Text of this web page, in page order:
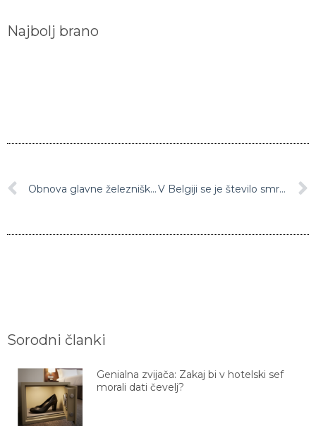
Najbolj brano
Obnova glavne železniške postaje v Mariboru bo dokončana do jeseni V Belgiji se je število smrtnih žrtev covida-19 v osmih dneh potrojilo
Sorodni članki
Genialna zvijača: Zakaj bi v hotelski sef
morali dati čevelj?